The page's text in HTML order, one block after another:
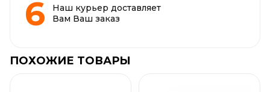
Наш курьер доставляет
Вам Ваш заказ
ПОХОЖИЕ ТОВАРЫ